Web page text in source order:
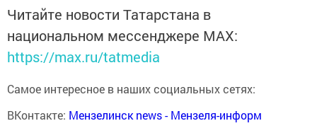
Читайте новости Татарстана в
национальном мессенджере MАХ:
https://max.ru/tatmedia
Самое интересное в наших социальных сетях:
ВКонтакте: Мензелинск news - Мензеля-информ